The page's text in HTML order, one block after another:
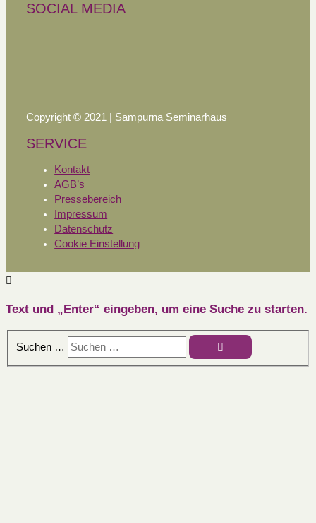
SOCIAL MEDIA
Copyright © 2021 | Sampurna Seminarhaus
SERVICE
Kontakt
AGB’s
Pressebereich
Impressum
Datenschutz
Cookie Einstellung
Text und „Enter“ eingeben, um eine Suche zu starten.
Suchen …